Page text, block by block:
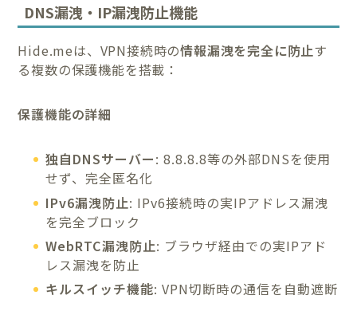
DNS漏洩・IP漏洩防止機能
Hide.meは、VPN接続時の情報漏洩を完全に防止す
る複数の保護機能を搭載：
保護機能の詳細
独自DNSサーバー: 8.8.8.8等の外部DNSを使用
せず、完全匿名化
IPv6漏洩防止: IPv6接続時の実IPアドレス漏洩
を完全ブロック
WebRTC漏洩防止: ブラウザ経由での実IPアド
レス漏洩を防止
キルスイッチ機能: VPN切断時の通信を自動遮断